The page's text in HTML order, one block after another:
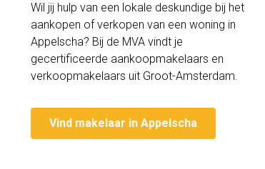
Wil jij hulp van een lokale deskundige bij het
aankopen of verkopen van een woning in
Appelscha? Bij de MVA vindt je
gecertificeerde aankoopmakelaars en
verkoopmakelaars uit Groot-Amsterdam.
Vind makelaar in Appelscha